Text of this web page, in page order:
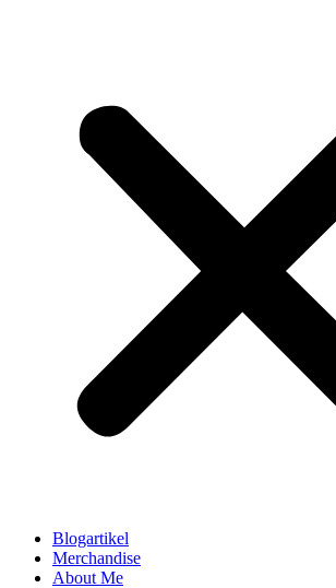
Blogartikel
Merchandise
About Me